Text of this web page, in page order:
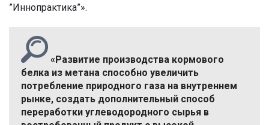
”Иннопрактика”».
«Развитие производства кормового
белка из метана способно увеличить
потребление природного газа на внутреннем
рынке, создать дополнительный способ
переработки углеводородного сырья в